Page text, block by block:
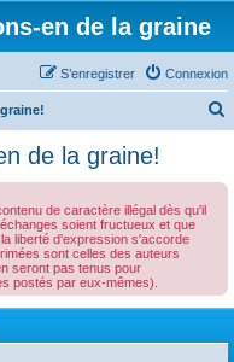
en de la graine
Connexion
S’enregistrer
h
e
de la graine!
de caractère illégal dès qu'il
soient fructueux et que
liberté d'expression s'accorde
sont celles des auteurs
seront pas tenus pour
postés par eux-mêmes).